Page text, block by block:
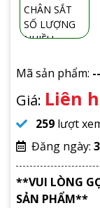
Mã sản phẩm:
Giá: Liên
259 lượt
Đăng ngày:
**VUI LÒNG
SẢN PHẨM**